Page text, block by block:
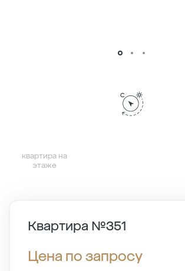
квартира на
этаже
Квартира №351
Цена по запросу